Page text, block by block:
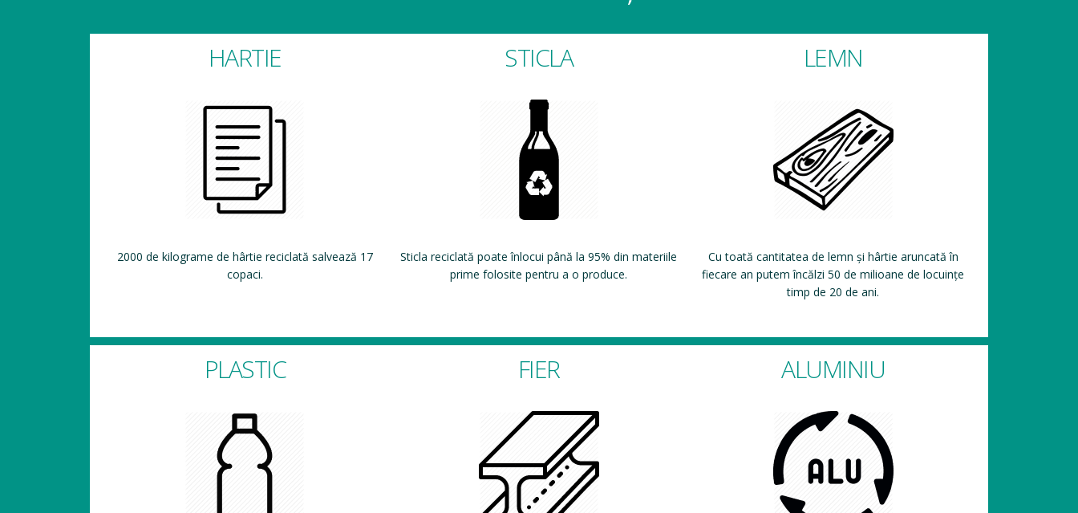
HARTIE
2000 de kilograme de hârtie reciclată salvează 17
copaci.
STICLA
Sticla reciclată poate înlocui până la 95% din materiile
prime folosite pentru a o produce.
LEMN
Cu toată cantitatea de lemn și hârtie aruncată în
fiecare an putem încălzi 50 de milioane de locuințe
timp de 20 de ani.
PLASTIC FIER ALUMINIU